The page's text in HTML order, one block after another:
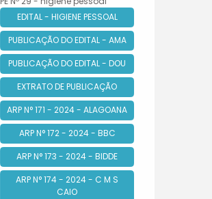
EDITAL - HIGIENE PESSOAL
PUBLICAÇÃO DO EDITAL - AMA
PUBLICAÇÃO DO EDITAL - DOU
EXTRATO DE PUBLICAÇÃO
ARP N° 171 - 2024 - ALAGOANA
ARP N° 172 - 2024 - BBC
ARP N° 173 - 2024 - BIDDE
ARP N° 174 - 2024 - C M S
CAIO